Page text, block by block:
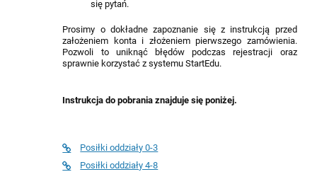
się pytań.
Prosimy o dokładne zapoznanie się z instrukcją przed
założeniem konta i złożeniem pierwszego zamówienia.
Pozwoli to uniknąć błędów podczas rejestracji oraz
sprawnie korzystać z systemu StartEdu.
Instrukcja do pobrania znajduje się poniżej.
Posiłki oddziały 0-3
Posiłki oddziały 4-8